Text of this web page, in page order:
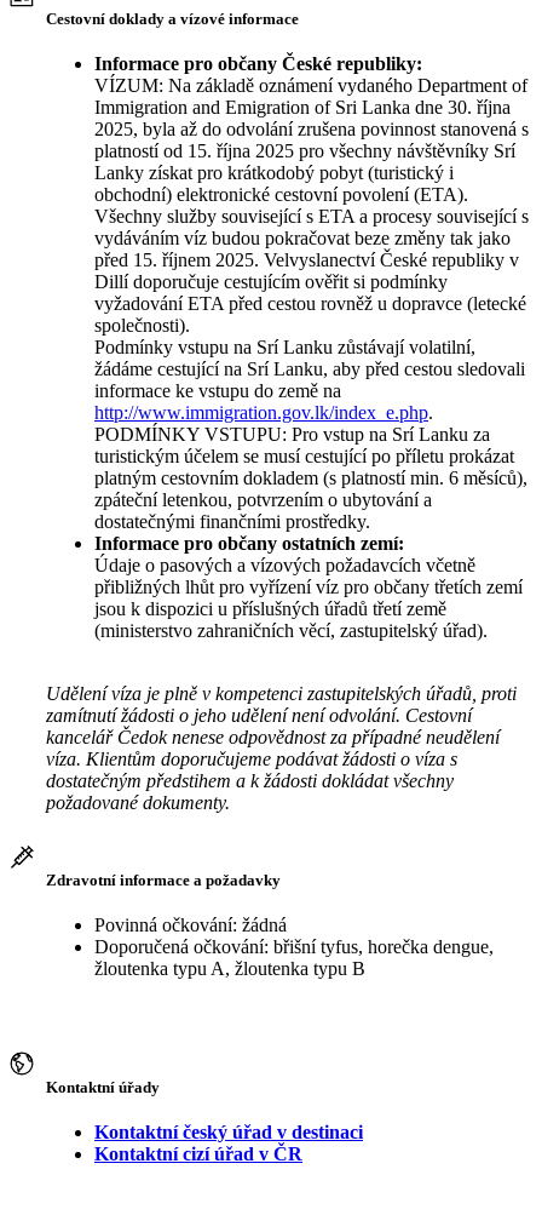
Cestovní doklady a vízové informace
Informace pro občany České republiky:
VÍZUM: Na základě oznámení vydaného Department of
Immigration and Emigration of Sri Lanka dne 30. října
2025, byla až do odvolání zrušena povinnost stanovená s
platností od 15. října 2025 pro všechny návštěvníky Srí
Lanky získat pro krátkodobý pobyt (turistický i
obchodní) elektronické cestovní povolení (ETA).
Všechny služby související s ETA a procesy související s
vydáváním víz budou pokračovat beze změny tak jako
před 15. říjnem 2025. Velvyslanectví České republiky v
Dillí doporučuje cestujícím ověřit si podmínky
vyžadování ETA před cestou rovněž u dopravce (letecké
společnosti).
Podmínky vstupu na Srí Lanku zůstávají volatilní,
žádáme cestující na Srí Lanku, aby před cestou sledovali
informace ke vstupu do země na
http://www.immigration.gov.lk/index_e.php.
PODMÍNKY VSTUPU: Pro vstup na Srí Lanku za
turistickým účelem se musí cestující po příletu prokázat
platným cestovním dokladem (s platností min. 6 měsíců),
zpáteční letenkou, potvrzením o ubytování a
dostatečnými finančními prostředky.
Informace pro občany ostatních zemí:
Údaje o pasových a vízových požadavcích včetně
přibližných lhůt pro vyřízení víz pro občany třetích zemí
jsou k dispozici u příslušných úřadů třetí země
(ministerstvo zahraničních věcí, zastupitelský úřad).
Udělení víza je plně v kompetenci zastupitelských úřadů, proti
zamítnutí žádosti o jeho udělení není odvolání. Cestovní
kancelář Čedok nenese odpovědnost za případné neudělení
víza. Klientům doporučujeme podávat žádosti o víza s
dostatečným předstihem a k žádosti dokládat všechny
požadované dokumenty.
Zdravotní informace a požadavky
Povinná očkování: žádná
Doporučená očkování: břišní tyfus, horečka dengue,
žloutenka typu A, žloutenka typu B
Kontaktní úřady
Kontaktní český úřad v destinaci
Kontaktní cizí úřad v ČR